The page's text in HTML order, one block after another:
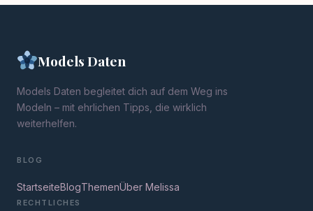
Models Daten
Models Daten begleitet dich auf dem Weg ins
Modeln – mit ehrlichen Tipps, die wirklich
weiterhelfen.
BLOG
StartseiteBlogThemenÜber Melissa
RECHTLICHES